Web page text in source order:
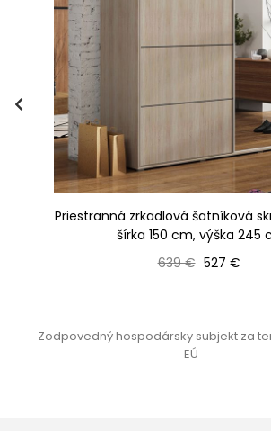
Priestranná zrkadlová šatníková
šírka 150 cm, výška 245
Bežná cena
639 € Cena
527 €
Zodpovedný hospodársky subjekt za
EÚ